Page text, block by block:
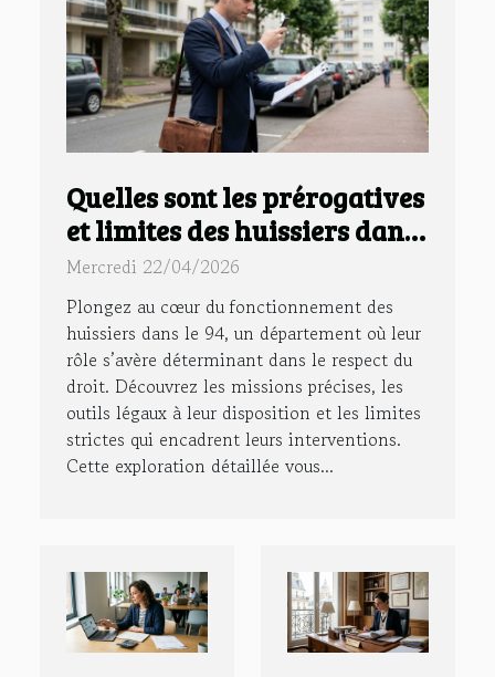
Quelles sont les prérogatives
et limites des huissiers dans
le 94 ?
Mercredi 22/04/2026
Plongez au cœur du fonctionnement des
huissiers dans le 94, un département où leur
rôle s’avère déterminant dans le respect du
droit. Découvrez les missions précises, les
outils légaux à leur disposition et les limites
strictes qui encadrent leurs interventions.
Cette exploration détaillée vous...